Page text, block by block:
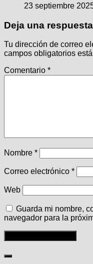
23 septiembre
Deja una respuesta
Tu dirección de correo
campos obligatorios
Comentario *
Nombre *
Correo electrónico *
Web
Guarda mi nombre,
navegador para la